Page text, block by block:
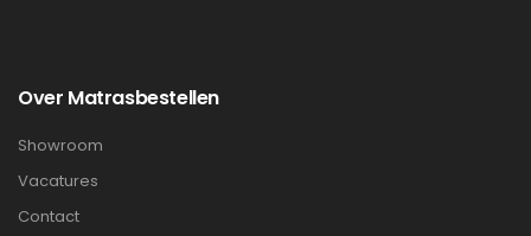
Over Matrasbestellen
Showroom
Vacatures
Contact